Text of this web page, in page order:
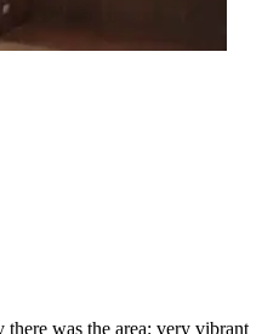
was the area: very vibrant